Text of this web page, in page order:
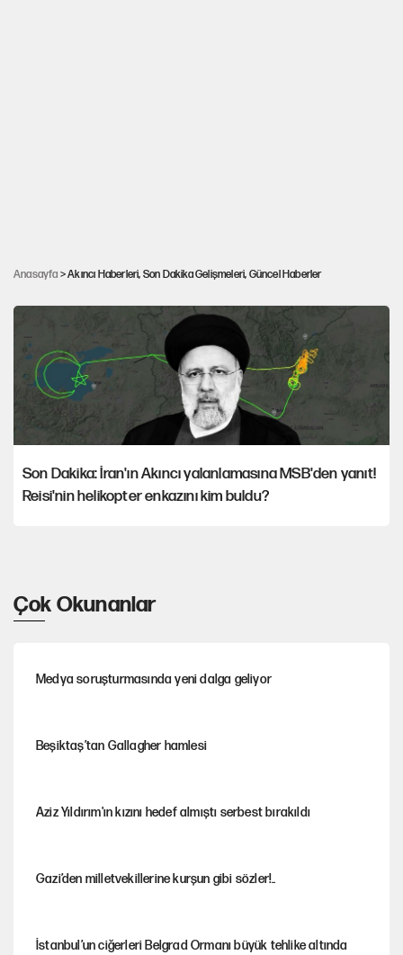
Anasayfa > Akıncı Haberleri, Son Dakika Gelişmeleri, Güncel Haberler
belli de biz değiliz
Son Dakika: İran'ın Akıncı yalanlamasına MSB'den yanıt!
Reisi'nin helikopter enkazını kim buldu?
Çok Okunanlar
Medya soruşturmasında yeni dalga geliyor
Beşiktaş’tan Gallagher hamlesi
Aziz Yıldırım'ın kızını hedef almıştı serbest bırakıldı
Gazi’den milletvekillerine kurşun gibi sözler!..
İstanbul’un ciğerleri Belgrad Ormanı büyük tehlike altında